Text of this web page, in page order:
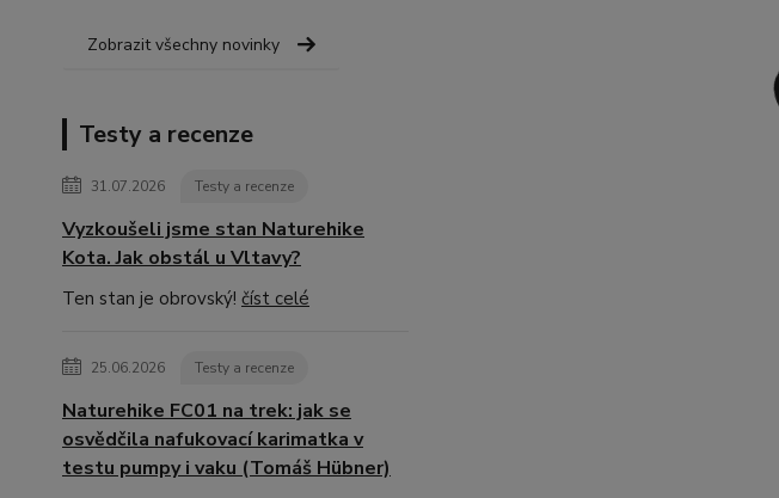
Zobrazit všechny novinky
Testy a recenze
31.07.2026 Testy a recenze
Vyzkoušeli jsme stan Naturehike
Kota. Jak obstál u Vltavy?
Ten stan je obrovský! číst celé
25.06.2026 Testy a recenze
Naturehike FC01 na trek: jak se
osvědčila nafukovací karimatka v
testu pumpy i vaku (Tomáš Hübner)